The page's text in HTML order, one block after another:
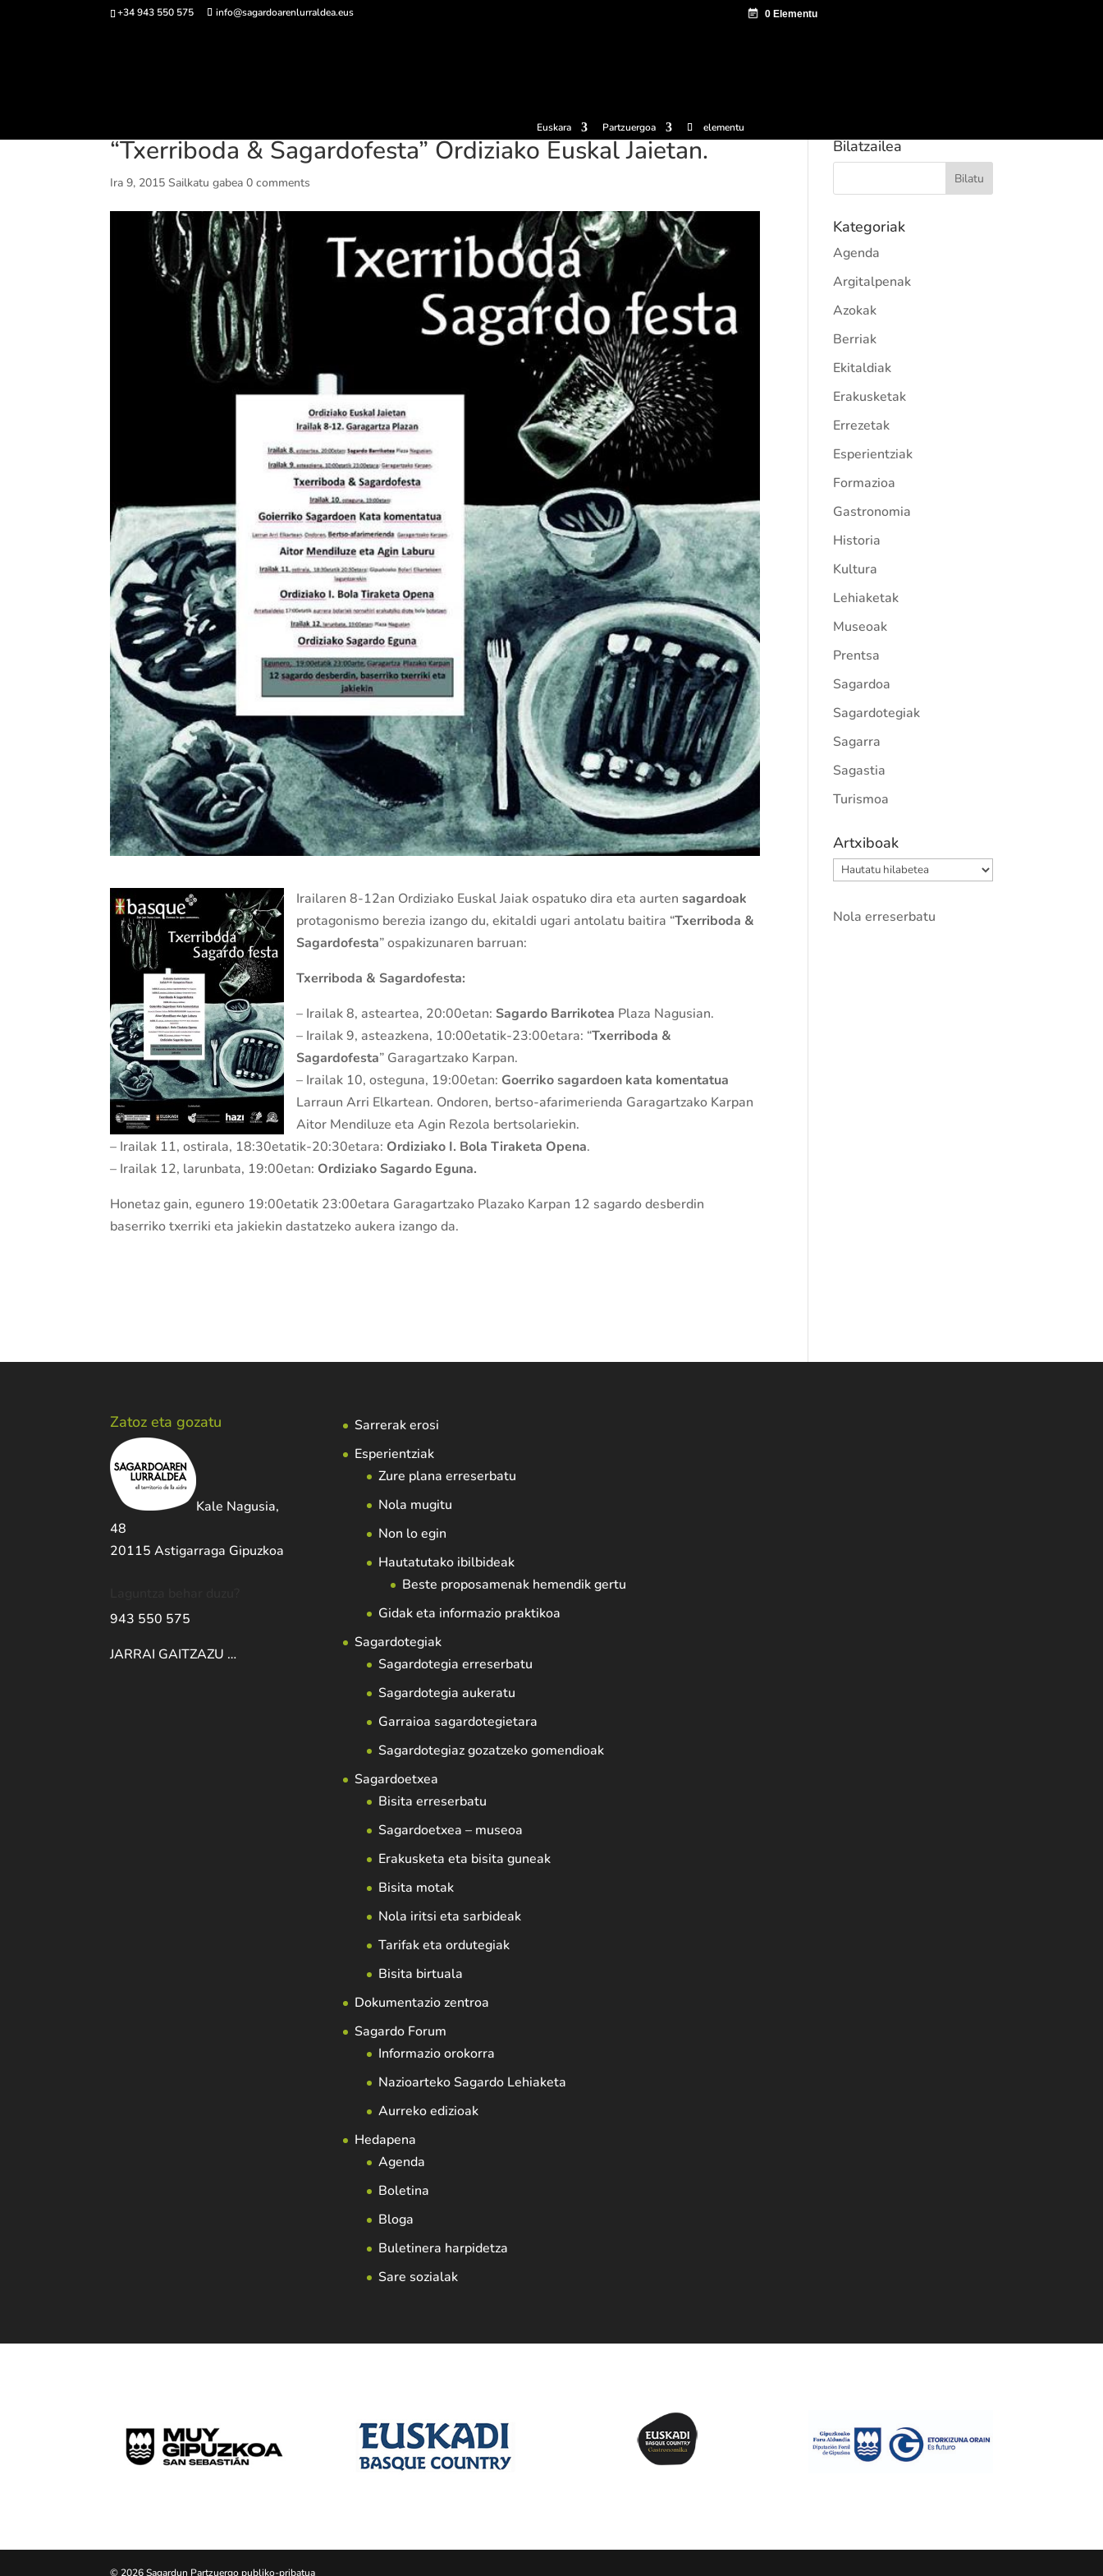
+34 943 550 575 info@sagardoarenlurraldea.eus
Euskara Partzuergoa elementu
“Txerriboda & Sagardofesta” Ordiziako Euskal Jaietan.
Ira 9, 2015 Sailkatu gabea 0 comments
Irailaren 8-12an Ordiziako Euskal Jaiak ospatuko dira eta aurtensagardoak
protagonismo berezia izango du, ekitaldi ugari antolatu baitira “Txerriboda &
Sagardofesta” ospakizunaren barruan:
Txerriboda & Sagardofesta:
– Irailak 8, asteartea, 20:00etan: Sagardo Barrikotea Plaza Nagusian.
– Irailak 9, asteazkena, 10:00etatik-23:00etara: “Txerriboda &
Sagardofesta” Garagartzako Karpan.
– Irailak 10, osteguna, 19:00etan: Goerriko sagardoen kata komentatua
Larraun Arri Elkartean. Ondoren, bertso-afarimerienda Garagartzako Karpan
Aitor Mendiluze eta Agin Rezola bertsolariekin.
– Irailak 11, ostirala, 18:30etatik-20:30etara: Ordiziako I. Bola Tiraketa Opena.
– Irailak 12, larunbata, 19:00etan: Ordiziako Sagardo Eguna.
Honetaz gain, egunero 19:00etatik 23:00etara Garagartzako Plazako Karpan 12 sagardo desberdin
baserriko txerriki eta jakiekin dastatzeko aukera izango da.
Bilatzailea
Kategoriak
Agenda
Argitalpenak
Azokak
Berriak
Ekitaldiak
Erakusketak
Errezetak
Esperientziak
Formazioa
Gastronomia
Historia
Kultura
Lehiaketak
Museoak
Prentsa
Sagardoa
Sagardotegiak
Sagarra
Sagastia
Turismoa
Artxiboak
Artxiboak
Nola erreserbatu
Zatoz eta gozatu
Kale Nagusia,
48
20115 Astigarraga Gipuzkoa
943 550 575
JARRAI GAITZAZU …
Sarrerak erosi
Esperientziak
Zure plana erreserbatu
Nola mugitu
Non lo egin
Hautatutako ibilbideak
Beste proposamenak hemendik gertu
Gidak eta informazio praktikoa
Sagardotegiak
Sagardotegia erreserbatu
Sagardotegia aukeratu
Garraioa sagardotegietara
Sagardotegiaz gozatzeko gomendioak
Sagardoetxea
Bisita erreserbatu
Sagardoetxea – museoa
Erakusketa eta bisita guneak
Bisita motak
Nola iritsi eta sarbideak
Tarifak eta ordutegiak
Bisita birtuala
Dokumentazio zentroa
Sagardo Forum
Informazio orokorra
Nazioarteko Sagardo Lehiaketa
Aurreko edizioak
Hedapena
Agenda
Boletina
Bloga
Buletinera harpidetza
Sare sozialak
© 2026 Sagardun Partzuergo publiko-pribatua